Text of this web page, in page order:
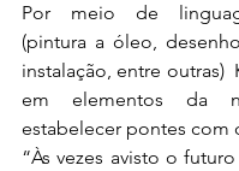
Por meio de
(pintura a óleo,
instalação, entre outras)
em elementos da
estabelecer pontes com
“Às vezes avisto o